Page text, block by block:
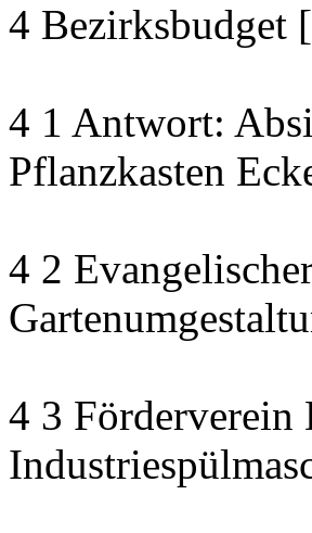
4 Bezirksbudget
4 1 Antwort:
Pflanzkasten
4 2
4 3 Förderverein